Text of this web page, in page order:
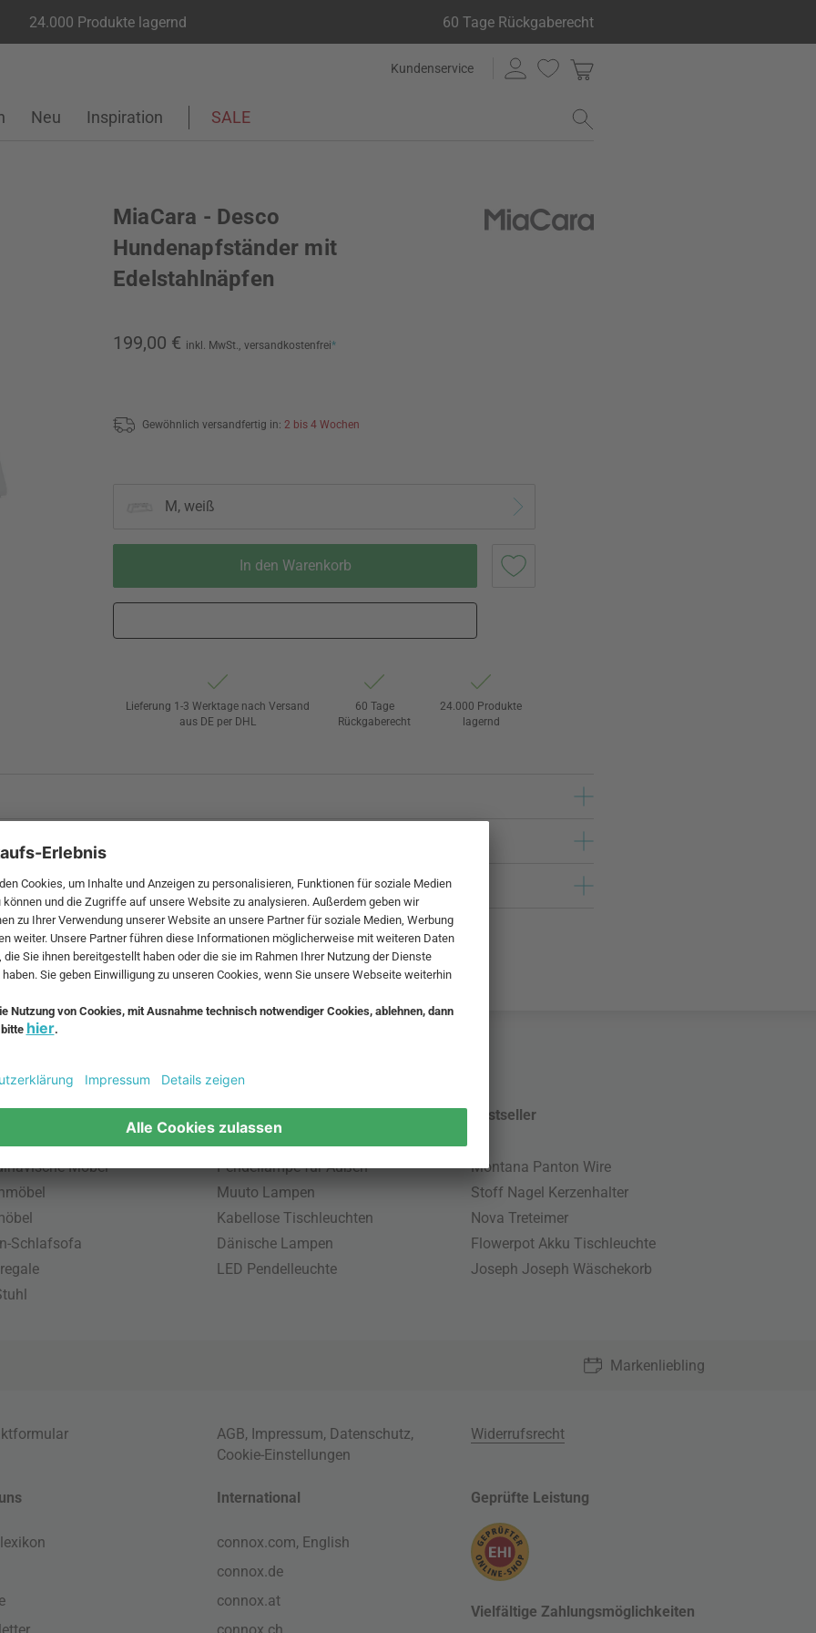
24.000 Produkte lagernd 60 Tage Rückgaberecht
Kundenservice
Neu Inspiration SALE
MiaCara - Desco
Hundenapfständer mit
Edelstahlnäpfen
199,00 € inkl. MwSt., versandkostenfrei*
Gewöhnlich versandfertig in: 2 bis 4 Wochen
M, weiß
In den Warenkorb
Lieferung 1-3 Werktage nach Versand
aus DE per DHL
60 Tage
Rückgaberecht
24.000 Produkte
lagernd
und zzgl.
Möbel
Schlafsofa
Pendellampe für Außen
Muuto Lampen
Kabellose Tischleuchten
Dänische Lampen
LED Pendelleuchte
Bestseller
Montana Panton Wire
Stoff Nagel Kerzenhalter
Nova Treteimer
Flowerpot Akku Tischleuchte
Joseph Joseph Wäschekorb
Markenliebling
AGB, Impressum, Datenschutz,
Cookie-Einstellungen
Widerrufsrecht
International
connox.com, English
connox.de
connox.at
Geprüfte Leistung
Vielfältige Zahlungsmöglichkeiten